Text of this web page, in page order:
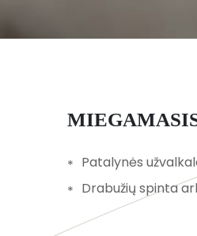
Patalynės
Drabužių spinta